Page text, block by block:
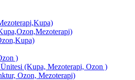
)
(Kupa, Mezoterapi, Ozon )
Ozon, Mezoterapi)